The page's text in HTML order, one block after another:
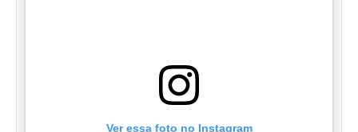
Ver essa foto no Instagram